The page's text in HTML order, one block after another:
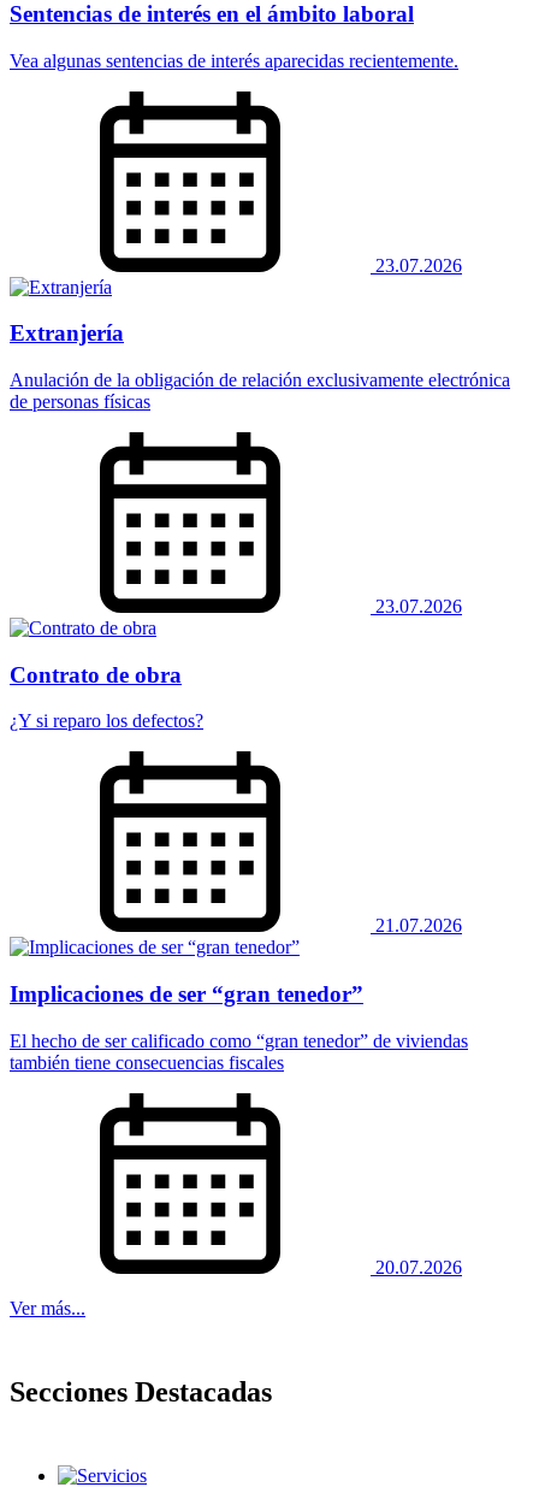
Sentencias de interés en el ámbito laboral
Vea algunas sentencias de interés aparecidas recientemente.
23.07.2026
Extranjería
Anulación de la obligación de relación exclusivamente electrónica
de personas físicas
23.07.2026
Contrato de obra
¿Y si reparo los defectos?
21.07.2026
Implicaciones de ser “gran tenedor”
El hecho de ser calificado como “gran tenedor” de viviendas
también tiene consecuencias fiscales
20.07.2026
Ver más...
Secciones Destacadas